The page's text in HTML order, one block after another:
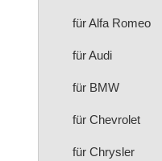
für Alfa Romeo
für Audi
für BMW
für Chevrolet
für Chrysler